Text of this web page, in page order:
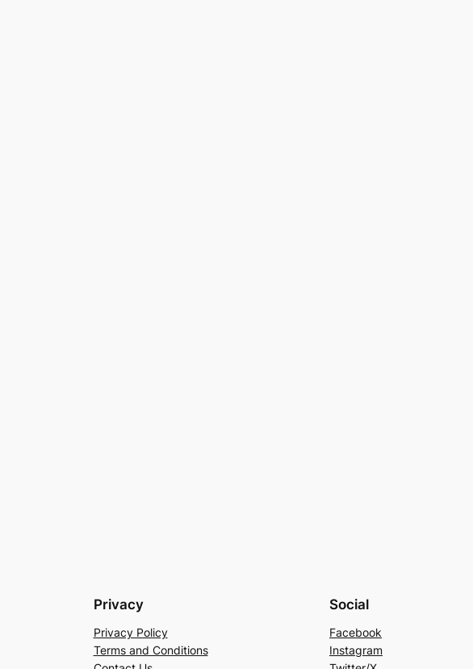
Privacy
Privacy Policy
Terms and Conditions
Social
Facebook
Instagram